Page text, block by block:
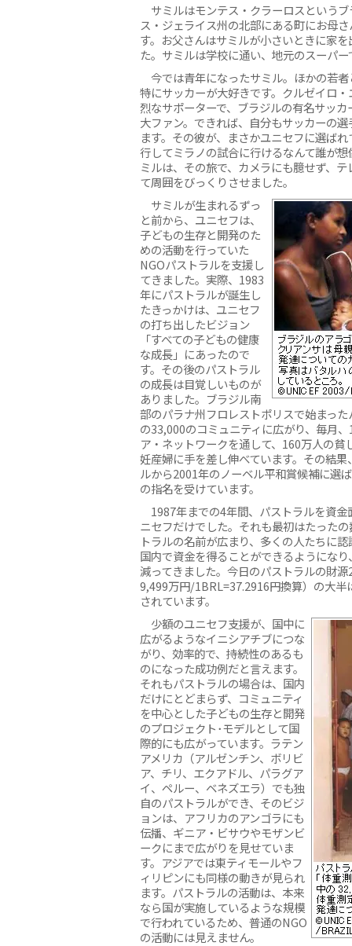
サミルはモンテス・クラーロスという
ス・ジェライス州の北部にある町にお母
す。お父さんはサミルが小さいときに家
た。サミルは学校に通い、地元のスーパ
今では青年になったサミル。ほかの若
特にサッカーが大好きです。クルゼイロ
烈なサポーターで、ブラジルの有名サッ
大ファン。できれば、自分もサッカーの
ます。その彼が、まさかユニセフに選ば
行してミラノの試合に行けるなんて誰が
ミルは、その旅で、カメラにも臆せず、
て周囲をびっくりさせました。
サミルが生まれるずっ
と前から、ユニセフは、
子どもの生存と開発のた
めの活動を行っていた
NGOパストラルを支援し
てきました。実際、1983
年にパストラルが誕生し
たきっかけは、ユニセフ
の打ち出したビジョン
「すべての子どもの健康
な成長」にあったので
す。その後のパストラル
の成長は目覚しいものが
ありました。ブラジル南
部のパラナ州フロレストポリスで始まっ
の33,000のコミュニティに広がり、毎月
ア・ネットワークを通して、160万人の貧
妊産婦に手を差し伸べています。その結
ルから2001年のノーベル平和賞候補に選
の指名を受けています。
1987年までの4年間、パストラルを資金
ニセフだけでした。それも最初はたった
トラルの名前が広まり、多くの人たちに
国内で資金を得ることができるようにな
減ってきました。今日のパストラルの財
9,499万円/1BRL=37.2916円換算）の大半
されています。
少額のユニセフ支援が、国中に
広がるようなイニシアチブにつな
がり、効率的で、持続性のあるも
のになった成功例だと言えます。
それもパストラルの場合は、国内
だけにとどまらず、コミュニティ
を中心とした子どもの生存と開発
のプロジェクト･モデルとして国
際的にも広がっています。ラテン
アメリカ（アルゼンチン、ボリビ
ア、チリ、エクアドル、パラグア
イ、ペルー、ベネズエラ）でも独
自のパストラルができ、そのビジ
ョンは、アフリカのアンゴラにも
伝播、ギニア・ビサウやモザンビ
ークにまで広がりを見せていま
す。アジアでは東ティモールやフ
ィリピンにも同様の動きが見られ
ます。パストラルの活動は、本来
なら国が実施しているような規模
で行われているため、普通のNGO
の活動には見えません。